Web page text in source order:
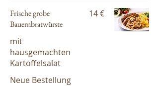
Frische grobe
Bauernbratwürste
mit
hausgemachten
Kartoffelsalat
14 €
Neue Bestellung